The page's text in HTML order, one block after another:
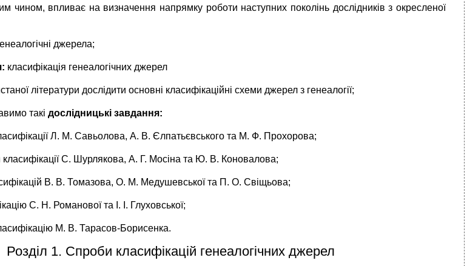
чином, впливає на визначення напрямку роботи наступних поколінь дослідників з окресленої
джерела;
класифікація генеалогічних джерел
літератури дослідити основні класифікаційні схеми джерел з генеалогії;
такі дослідницькі завдання:
Л. М. Савьолова, А. В. Єлпатьєвського та М. Ф. Прохорова;
класифікації С. Шурлякова, А. Г. Мосіна та Ю. В. Коновалова;
В. В. Томазова, О. М. Медушевської та П. О. Свіщьова;
С. Н. Романової та І. І. Глуховської;
М. В. Тарасов-Борисенка.
Розділ 1. Спроби класифікацій генеалогічних джерел